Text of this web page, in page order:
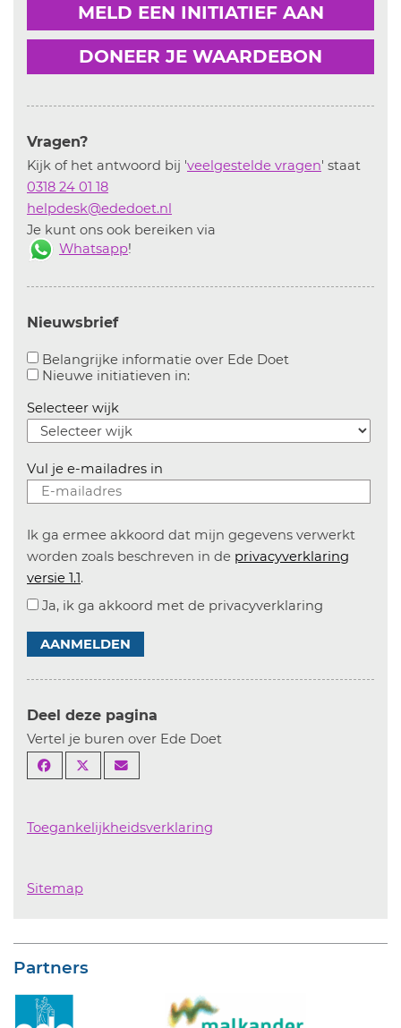
MELD EEN INITIATIEF AAN
DONEER JE WAARDEBON
Vragen?
Kijk of het antwoord bij 'veelgestelde vragen' staat
0318 24 01 18
helpdesk@ededoet.nl
Je kunt ons ook bereiken via
Whatsapp!
Nieuwsbrief
Belangrijke informatie over Ede Doet
Nieuwe initiatieven in:Aanvinken om informatie over
Selecteer wijk
Vul je e-mailadres in
Ik ga ermee akkoord dat mijn gegevens verwerkt
worden zoals beschreven in de privacyverklaring
versie 1.1.
Ja, ik ga akkoord met de privacyverklaring
AANMELDEN
Deel deze pagina
Vertel je buren over Ede Doet
Toegankelijkheidsverklaring
Sitemap
Partners